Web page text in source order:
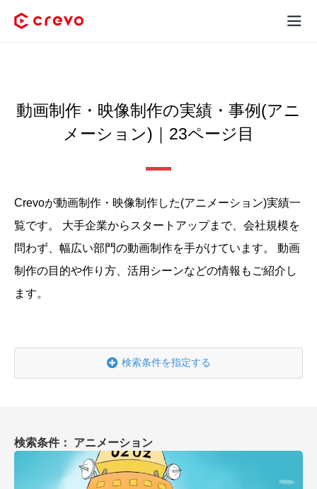
料金
お客様の声
お役立ち情報
お問合わせ・無料見積もり
動画制作・映像制作の実績・事例(アニ
メーション)｜23ページ目
Crevoが動画制作・映像制作した(アニメーション)実績⼀
覧です。
大手企業からスタートアップまで、会社規模を
問わず、幅広い部門の動画制作を手がけています。
動画
制作の目的や作り方、活用シーンなどの情報もご紹介し
ます。
検索条件を指定する
検索条件： アニメーション